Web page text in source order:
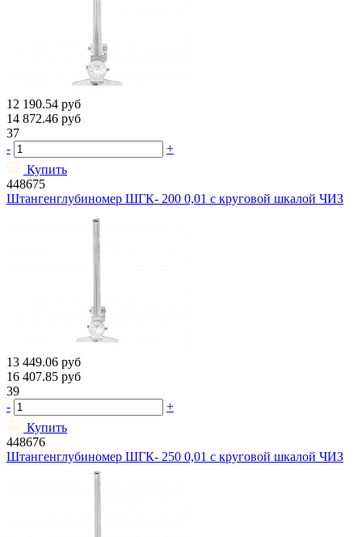
12 190.54 руб
14 872.46 руб
37
-
+
Купить
448675
Штангенглубиномер ШГК- 200 0,01 с круговой шкалой ЧИЗ
13 449.06 руб
16 407.85 руб
39
-
+
Купить
448676
Штангенглубиномер ШГК- 250 0,01 с круговой шкалой ЧИЗ